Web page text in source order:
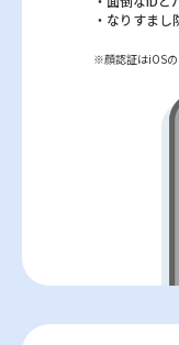
・なりすま
顔認証はiOSの